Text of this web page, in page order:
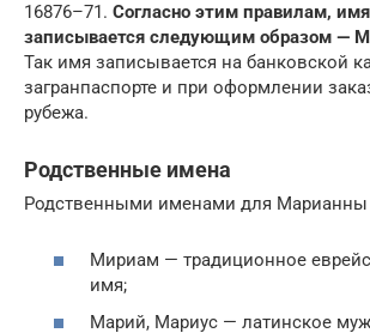
16876–71. Согласно этим правилам,
записывается следующим образом —
Так имя записывается на банковской
загранпаспорте и при оформлении
рубежа.
Родственные имена
Родственными именами для Марианны
Мириам — традиционное
имя;
Марий, Мариус — латинское